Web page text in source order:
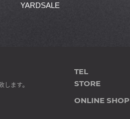
YARDSALE
します。
TEL
STORE
ONLINE SHOP